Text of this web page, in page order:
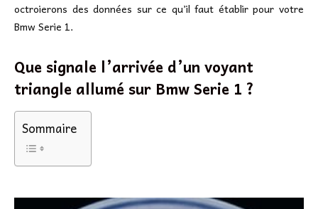
octroierons des données sur ce qu’il faut établir pour votre
Bmw Serie 1.
Que signale l’arrivée d’un voyant
triangle allumé sur Bmw Serie 1 ?
Sommaire